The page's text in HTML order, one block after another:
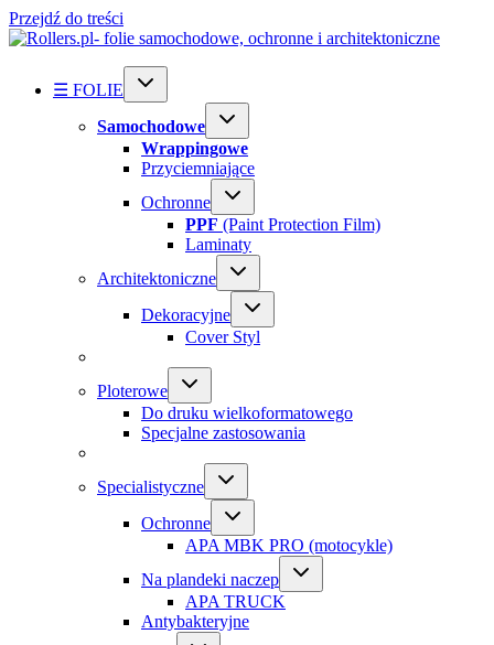
Przejdź do treści
☰ FOLIE
Samochodowe
Wrappingowe
Przyciemniające
Ochronne
PPF (Paint Protection Film)
Laminaty
Architektoniczne
Dekoracyjne
Cover Styl
Ploterowe
Do druku wielkoformatowego
Specjalne zastosowania
Specialistyczne
Ochronne
APA MBK PRO (motocykle)
Na plandeki naczep
APA TRUCK
Antybakteryjne